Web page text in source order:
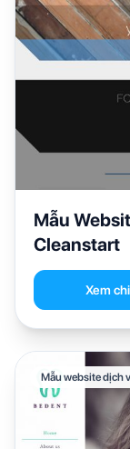
Mẫu
Cleanstart
Xem
Mẫu website dịch